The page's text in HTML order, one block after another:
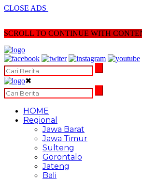
CLOSE ADS
SCROLL TO CONTINUE WITH
✖
HOME
Regional
Jawa Barat
Jawa Timur
Sulteng
Gorontalo
Jateng
Bali